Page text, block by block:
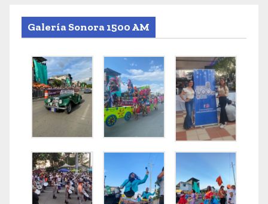
Galería Sonora 1500 AM